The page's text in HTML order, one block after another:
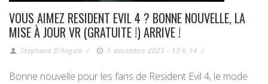
VOUS AIMEZ RESIDENT EVIL 4 ? BONNE NOUVELLE, LA
MISE À JOUR VR (GRATUITE !) ARRIVE !
Stéphane D'Angelo / 5 décembre 2023 - 13 h 14 /
Bonne nouvelle pour les fans de Resident Evil 4, le mode